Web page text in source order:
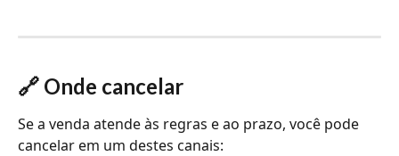
🔗 Onde cancelar
Se a venda atende às regras e ao prazo, você pode
cancelar em um destes canais: